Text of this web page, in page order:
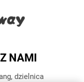
NAMI
dzielnica